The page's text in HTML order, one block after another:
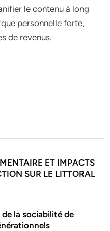
le contenu à long
personnelle forte,
de revenus.
ET IMPACTS
SUR LE LITTORAL
la sociabilité de